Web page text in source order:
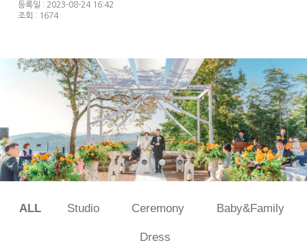
등록일 : 2023-08-24 16:42
조회 : 1674
ALL Studio Ceremony Baby&Family
Dress